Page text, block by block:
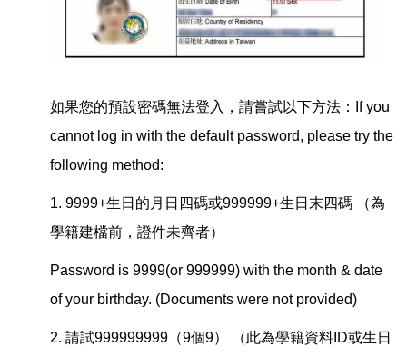
如果您的預設密碼無法登入，請嘗試以下方法：If you
cannot log in with the default password, please try the
following method:
1. 9999+生日的月日四碼或999999+生日末四碼 （為
學籍建檔前，證件未齊者）
Password is 9999(or 999999) with the month & date
of your birthday. (Documents were not provided)
2. 請試999999999（9個9） （此為學籍資料ID或生日